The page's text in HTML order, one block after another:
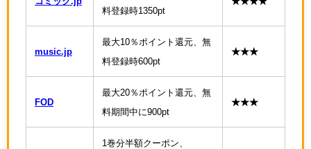
料登録時1350pt
music.jp
最大10％ポイント還元、無
料登録時600pt
★★★
FOD
最大20％ポイント還元、無
料期間中に900pt
★★★
1巻分半額クーポン、